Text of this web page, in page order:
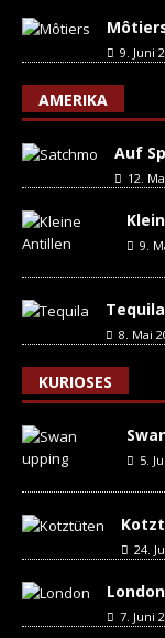
9. Juni
AMERIKA
Auf
12.
9.
8. Mai
KURIOSES
5.
24.
7. Juni